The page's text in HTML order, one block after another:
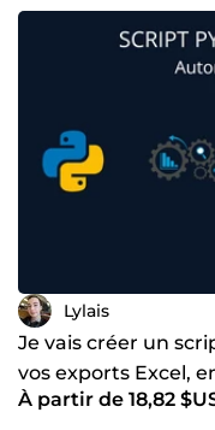
Lylais
Je vais créer un
vos exports Excel,
À partir de 18,82